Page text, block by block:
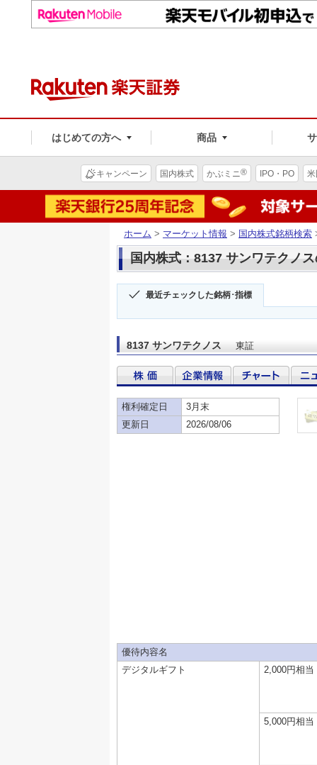
はじめての方へ 商品
キャンペーン 国内株式 かぶミニ® IPO・PO
ホーム > マーケット情報 > 国内株式銘柄検索
国内株式：8137 サンワテクノ
最近チェックした銘柄･指標
8137 サンワテクノス 東証
権利確定日
3月末
更新日
2026/08/06
優待内容名
デジタルギフト
2,000円相当
5,000円相当